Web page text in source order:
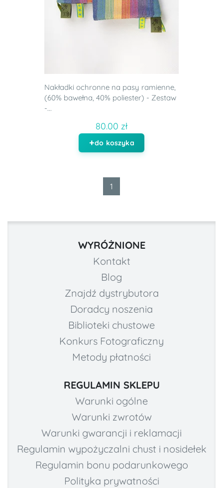
Nakładki ochronne na pasy ramienne,
(60% bawełna, 40% poliester) - Zestaw
-...
80.00 zł
do koszyka
1
WYRÓŻNIONE
Kontakt
Blog
Znajdź dystrybutora
Doradcy noszenia
Biblioteki chustowe
Konkurs Fotograficzny
Metody płatności
REGULAMIN SKLEPU
Warunki ogólne
Warunki zwrotów
Warunki gwarancji i reklamacji
Regulamin wypożyczalni chust i nosidełek
Regulamin bonu podarunkowego
Polityka prywatności